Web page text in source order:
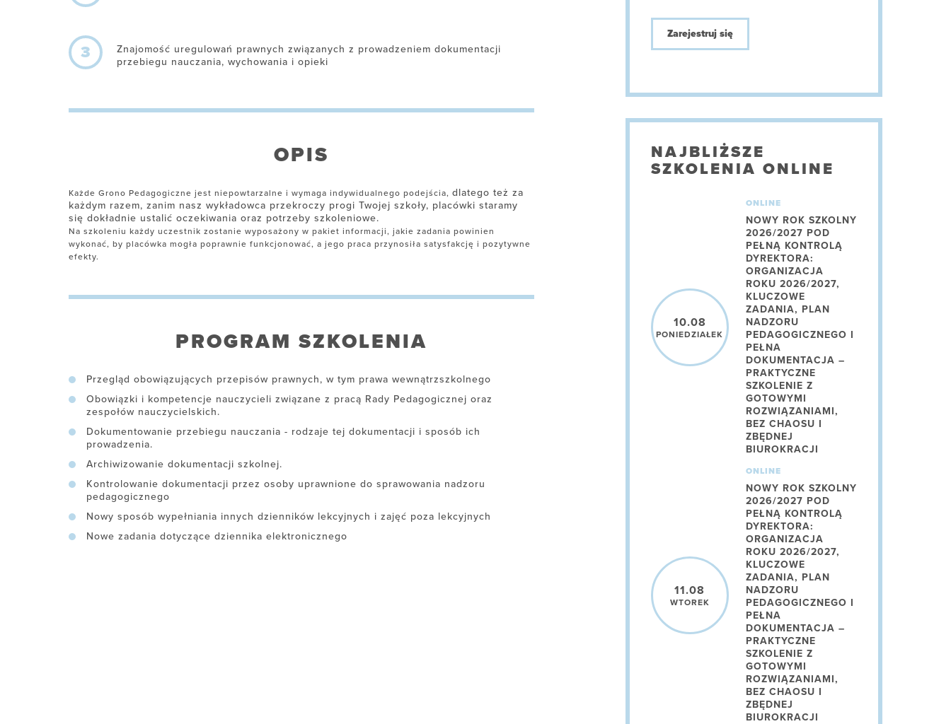
3
Znajomość uregulowań prawnych związanych z prowadzeniem dokumentacji
przebiegu nauczania, wychowania i opieki
OPIS
Każde Grono Pedagogiczne jest niepowtarzalne i wymaga indywidualnego podejścia, dlatego też za
każdym razem, zanim nasz wykładowca przekroczy progi Twojej szkoły, placówki staramy
się dokładnie ustalić oczekiwania oraz potrzeby szkoleniowe.
Na szkoleniu każdy uczestnik zostanie wyposażony w pakiet informacji, jakie zadania powinien
wykonać, by placówka mogła poprawnie funkcjonować, a jego praca przynosiła satysfakcję i pozytywne
efekty.
PROGRAM SZKOLENIA
Przegląd obowiązujących przepisów prawnych, w tym prawa wewnątrzszkolnego
Obowiązki i kompetencje nauczycieli związane z pracą Rady Pedagogicznej oraz
zespołów nauczycielskich.
Dokumentowanie przebiegu nauczania - rodzaje tej dokumentacji i sposób ich
prowadzenia.
Archiwizowanie dokumentacji szkolnej.
Kontrolowanie dokumentacji przez osoby uprawnione do sprawowania nadzoru
pedagogicznego
Nowy sposób wypełniania innych dzienników lekcyjnych i zajęć poza lekcyjnych
Nowe zadania dotyczące dziennika elektronicznego
Zarejestruj się
NAJBLIŻSZE
SZKOLENIA ONLINE
10.08
PONIEDZIAŁEK
ONLINE
NOWY ROK SZKOLNY
2026/2027 POD
PEŁNĄ KONTROLĄ
DYREKTORA:
ORGANIZACJA
ROKU 2026/2027,
KLUCZOWE
ZADANIA, PLAN
NADZORU
PEDAGOGICZNEGO I
PEŁNA
DOKUMENTACJA –
PRAKTYCZNE
SZKOLENIE Z
GOTOWYMI
ROZWIĄZANIAMI,
BEZ CHAOSU I
ZBĘDNEJ
BIUROKRACJI
11.08
WTOREK
ONLINE
NOWY ROK SZKOLNY
2026/2027 POD
PEŁNĄ KONTROLĄ
DYREKTORA:
ORGANIZACJA
ROKU 2026/2027,
KLUCZOWE
ZADANIA, PLAN
NADZORU
PEDAGOGICZNEGO I
PEŁNA
DOKUMENTACJA –
PRAKTYCZNE
SZKOLENIE Z
GOTOWYMI
ROZWIĄZANIAMI,
BEZ CHAOSU I
ZBĘDNEJ
BIUROKRACJI